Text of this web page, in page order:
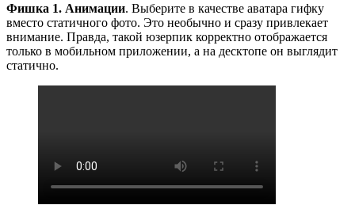
Фишка 1. Анимации. Выберите в качестве аватара гифку
вместо статичного фото. Это необычно и сразу привлекает
внимание. Правда, такой юзерпик корректно отображается
только в мобильном приложении, а на десктопе он выглядит
статично.